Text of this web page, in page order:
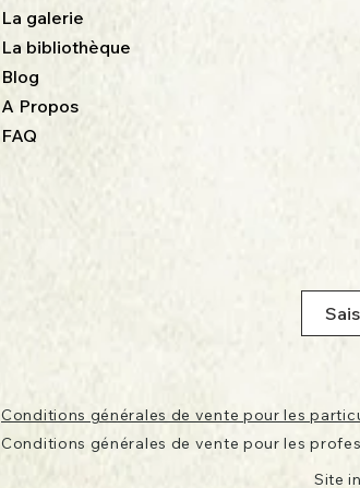
La galerie
La bibliothèque
Blog
A Propos
FAQ
Conditions générales de vente pour les
Conditions générales de vente pour les
Site